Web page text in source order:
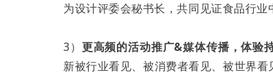
为设计评委会秘书长，共同见证食品行业
3） 更高频的活动推广&媒体传播，体验
新被行业看见、被消费者看见、被世界